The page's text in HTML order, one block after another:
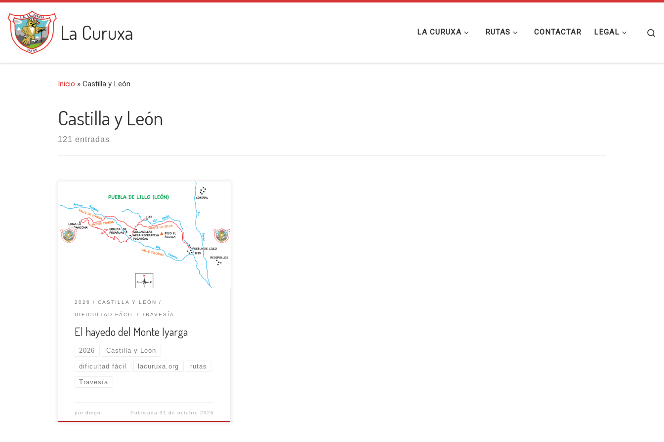
Saltar al contenido
La Curuxa LA CURUXA RUTAS CONTACTAR LEGAL
Inicio » Castilla y León
Castilla y León
121 entradas
Iniciamos esta salida en las proximidades de
Puebla de Lillo, unos dos km y medio antes de
esta localidad, por la carretera que viene del
alto del puerto San Isidro LE-332, hay un desvío
hacia la derecha, en una curva, con un espacio
para aparcar. Comenzamos aquí, (1185 m), por
2026 CASTILLA Y LEÓN
DIFICULTAD FÁCIL TRAVESÍA
El hayedo del Monte Iyarga
2026 Castilla y León
dificultad fácil lacuruxa.org rutas
Travesía
pordiego Publicada 31 de octubre 2026